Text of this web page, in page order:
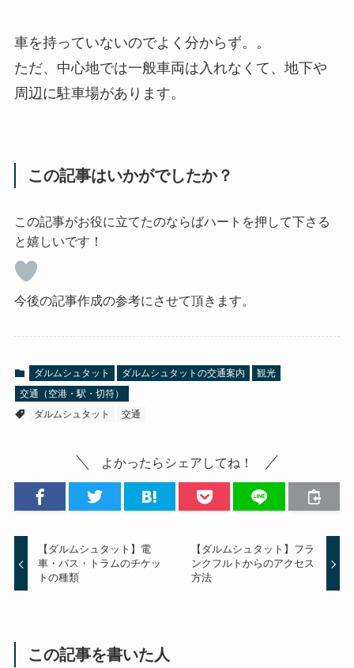
車を持っていないのでよく分からず。。
ただ、中心地では一般車両は入れなくて、地下や
周辺に駐車場があります。
この記事はいかがでしたか？
この記事がお役に立てたのならばハートを押して下さる
と嬉しいです！
今後の記事作成の参考にさせて頂きます。
ダルムシュタット ダルムシュタットの交通案内
観光
交通（空港・駅・切符）
ダルムシュタット
交通
よかったらシェアしてね！
【ダルムシュタット】電
車・バス・トラムのチケッ
トの種類
【ダルムシュタット】フラ
ンクフルトからのアクセス
方法
この記事を書いた人